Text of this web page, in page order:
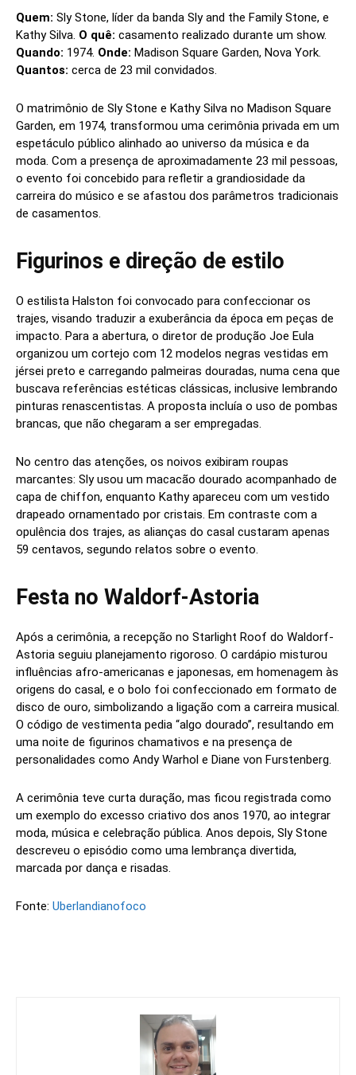
Quem: Sly Stone, líder da banda Sly and the Family Stone, e
Kathy Silva. O quê: casamento realizado durante um show.
Quando: 1974. Onde: Madison Square Garden, Nova York.
Quantos: cerca de 23 mil convidados.
O matrimônio de Sly Stone e Kathy Silva no Madison Square
Garden, em 1974, transformou uma cerimônia privada em um
espetáculo público alinhado ao universo da música e da
moda. Com a presença de aproximadamente 23 mil pessoas,
o evento foi concebido para refletir a grandiosidade da
carreira do músico e se afastou dos parâmetros tradicionais
de casamentos.
Figurinos e direção de estilo
O estilista Halston foi convocado para confeccionar os
trajes, visando traduzir a exuberância da época em peças de
impacto. Para a abertura, o diretor de produção Joe Eula
organizou um cortejo com 12 modelos negras vestidas em
jérsei preto e carregando palmeiras douradas, numa cena que
buscava referências estéticas clássicas, inclusive lembrando
pinturas renascentistas. A proposta incluía o uso de pombas
brancas, que não chegaram a ser empregadas.
No centro das atenções, os noivos exibiram roupas
marcantes: Sly usou um macacão dourado acompanhado de
capa de chiffon, enquanto Kathy apareceu com um vestido
drapeado ornamentado por cristais. Em contraste com a
opulência dos trajes, as alianças do casal custaram apenas
59 centavos, segundo relatos sobre o evento.
Festa no Waldorf-Astoria
Após a cerimônia, a recepção no Starlight Roof do Waldorf-
Astoria seguiu planejamento rigoroso. O cardápio misturou
influências afro-americanas e japonesas, em homenagem às
origens do casal, e o bolo foi confeccionado em formato de
disco de ouro, simbolizando a ligação com a carreira musical.
O código de vestimenta pedia “algo dourado”, resultando em
uma noite de figurinos chamativos e na presença de
personalidades como Andy Warhol e Diane von Furstenberg.
A cerimônia teve curta duração, mas ficou registrada como
um exemplo do excesso criativo dos anos 1970, ao integrar
moda, música e celebração pública. Anos depois, Sly Stone
descreveu o episódio como uma lembrança divertida,
marcada por dança e risadas.
Fonte: Uberlandianofoco